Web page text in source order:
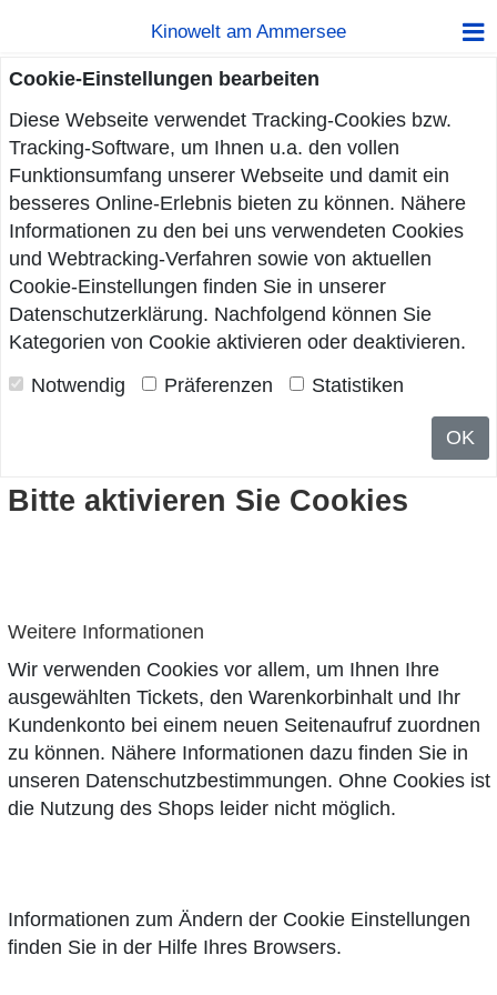
Kinowelt am Ammersee
Cookie-Einstellungen bearbeiten
Diese Webseite verwendet Tracking-Cookies bzw.
Tracking-Software, um Ihnen u.a. den vollen
Funktionsumfang unserer Webseite und damit ein
besseres Online-Erlebnis bieten zu können. Nähere
Informationen zu den bei uns verwendeten Cookies
und Webtracking-Verfahren sowie von aktuellen
Cookie-Einstellungen finden Sie in unserer
Datenschutzerklärung. Nachfolgend können Sie
Kategorien von Cookie aktivieren oder deaktivieren.
Notwendig
Präferenzen Statistiken
OK
Bitte aktivieren Sie Cookies
Weitere Informationen
Wir verwenden Cookies vor allem, um Ihnen Ihre
ausgewählten Tickets, den Warenkorbinhalt und Ihr
Kundenkonto bei einem neuen Seitenaufruf zuordnen
zu können. Nähere Informationen dazu finden Sie in
unseren Datenschutzbestimmungen. Ohne Cookies ist
die Nutzung des Shops leider nicht möglich.
Informationen zum Ändern der Cookie Einstellungen
finden Sie in der Hilfe Ihres Browsers.